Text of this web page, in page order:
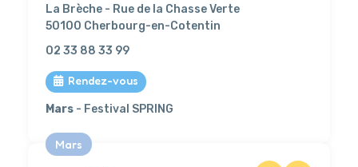
La Brèche - Rue de la Chasse Verte
50100 Cherbourg-en-Cotentin
02 33 88 33 99
Rendez-vous
Mars - Festival SPRING
Mars